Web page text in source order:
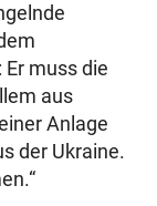
muss die
aus
Anlage
der Ukraine.